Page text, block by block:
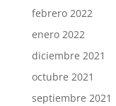
febrero 2022
enero 2022
diciembre 2021
octubre 2021
septiembre 2021